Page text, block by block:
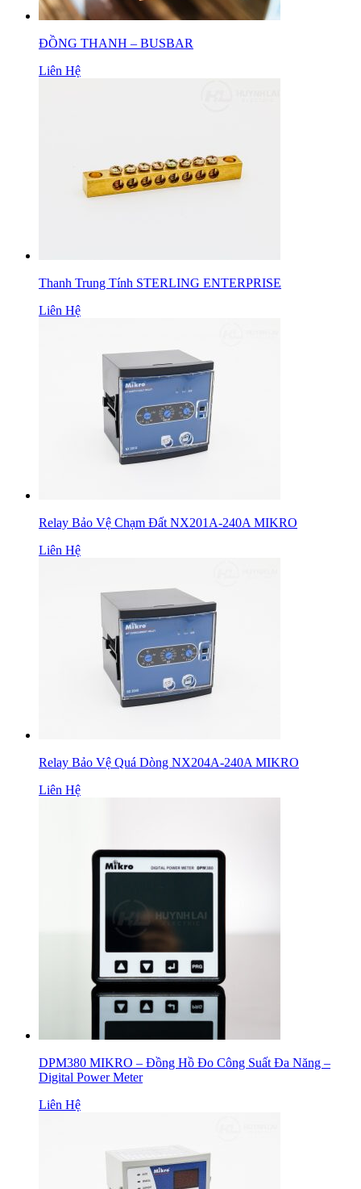
ĐỒNG THANH – BUSBAR
Liên Hệ
Thanh Trung Tính STERLING ENTERPRISE
Liên Hệ
Relay Bảo Vệ Chạm Đất NX201A-240A MIKRO
Liên Hệ
Relay Bảo Vệ Quá Dòng NX204A-240A MIKRO
Liên Hệ
DPM380 MIKRO – Đồng Hồ Đo Công Suất Đa Năng –
Digital Power Meter
Liên Hệ